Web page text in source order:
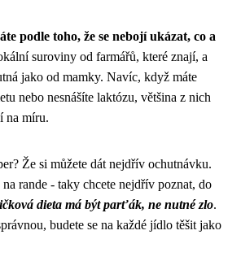
podle toho, že se nebojí ukázat, co a
suroviny od farmářů, které znají, a
jako od mamky. Navíc, když máte
nebo nesnášíte laktózu, většina z nich
na míru.
Že si můžete dát nejdřív ochutnávku.
rande - taky chcete nejdřív poznat, do
dieta má být parťák, ne nutné zlo.
budete se na každé jídlo těšit jako